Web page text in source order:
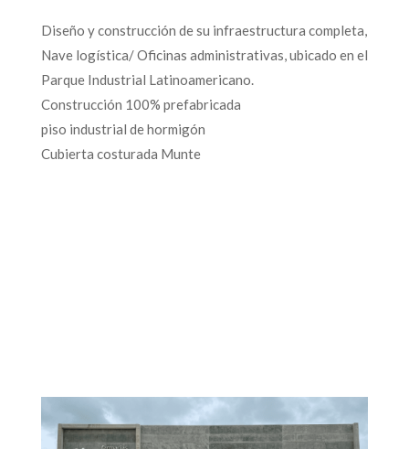
Diseño y construcción de su infraestructura completa,
Nave logística/ Oficinas administrativas, ubicado en el
Parque Industrial Latinoamericano.
Construcción 100% prefabricada
piso industrial de hormigón
Cubierta costurada Munte